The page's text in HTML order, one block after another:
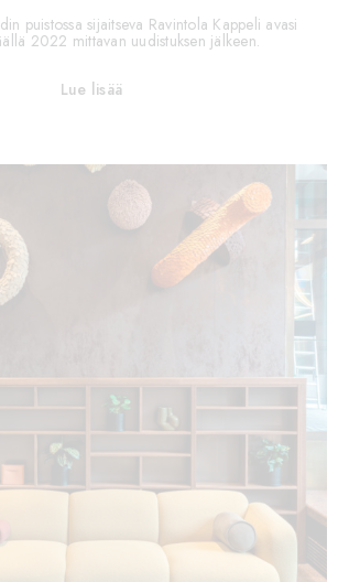
puistossa sijaitseva Ravintola Kappeli avasi
2022 mittavan uudistuksen jälkeen.
Lue lisää